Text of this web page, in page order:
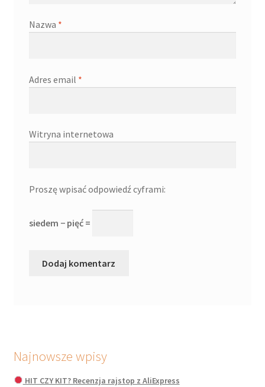
Nazwa *
Adres email *
Witryna internetowa
Proszę wpisać odpowiedź cyframi:
siedem − pięć =
Najnowsze wpisy
HIT CZY KIT? Recenzja rajstop z AliExpress